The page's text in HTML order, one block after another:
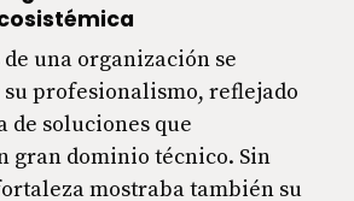
una organización se
su profesionalismo, reflejado
de soluciones que
gran dominio técnico. Sin
mostraba también su